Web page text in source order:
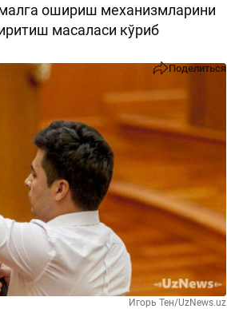
ошириш механизмларини
масаласи кўриб
Поделиться
Игорь Тен/UzNews.uz